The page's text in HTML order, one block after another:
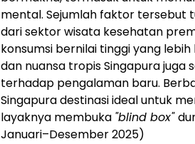
mental. Sejumlah faktor tersebut
dari sektor wisata kesehatan
konsumsi bernilai tinggi yang
dan nuansa tropis Singapura
terhadap pengalaman baru.
Singapura destinasi ideal untuk
layaknya membuka "blind box"
Januari–Desember 2025)